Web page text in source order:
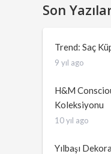
Son
Trend: Saç
9 yıl ago
H&M
Koleksiyonu
10 yıl ago
Yılbaşı